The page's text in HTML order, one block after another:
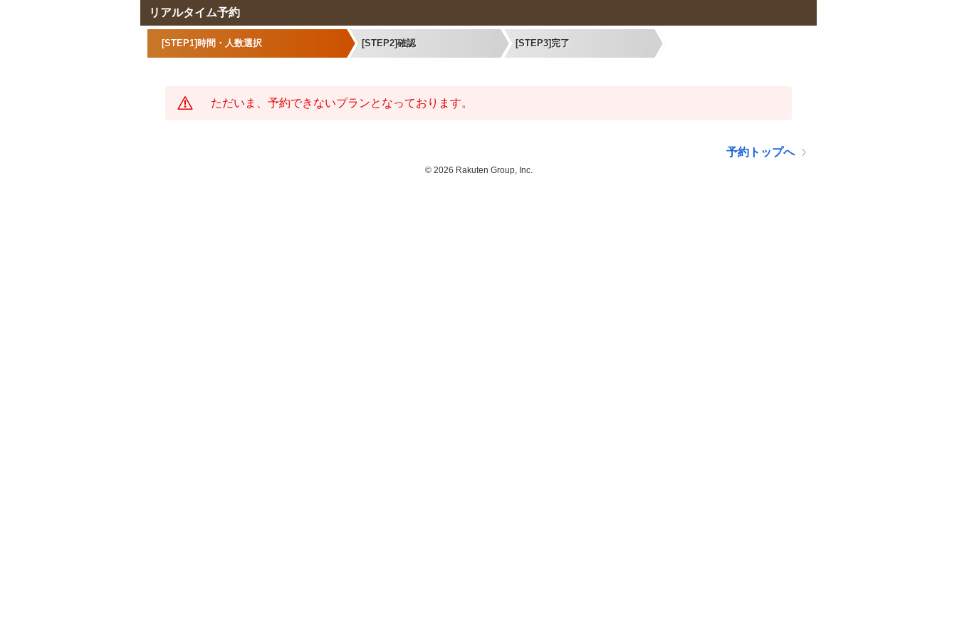
リアルタイム予約
[STEP1]時間・人数選択 [STEP2]確認 [STEP3]完了
ただいま、予約できないプランとなっております。
予約トップへ
© 2026 Rakuten Group, Inc.